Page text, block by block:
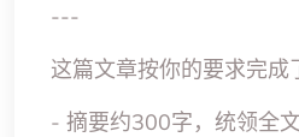
---
这篇文章按你的要求完成
- 摘要约300字，统领全文